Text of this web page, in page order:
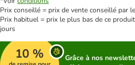
Prix conseillé = prix de vente conseillé par
Prix habituel = prix le plus bas de ce
jours
10 %
Grâce à nos